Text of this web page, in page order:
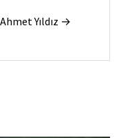
Yıldız →